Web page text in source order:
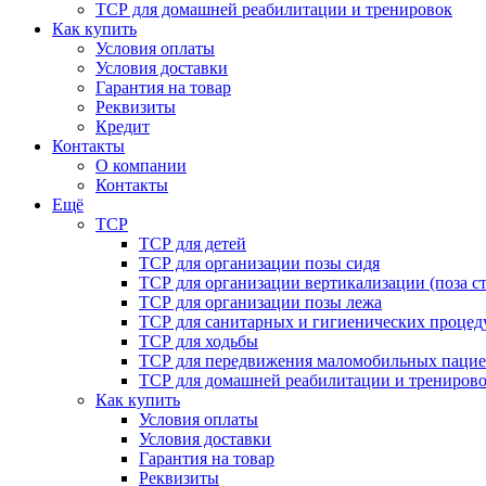
ТСР для домашней реабилитации и тренировок
Как купить
Условия оплаты
Условия доставки
Гарантия на товар
Реквизиты
Кредит
Контакты
О компании
Контакты
Ещё
ТСР
ТСР для детей
ТСР для организации позы сидя
ТСР для организации вертикализации (поза
ТСР для организации позы лежа
ТСР для санитарных и гигиенических
ТСР для ходьбы
ТСР для передвижения маломобильных
ТСР для домашней реабилитации и
Как купить
Условия оплаты
Условия доставки
Гарантия на товар
Реквизиты